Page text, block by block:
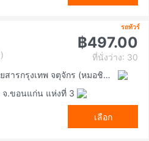
รถทัวร์
฿497.00
ที่นั่งว่าง: 30
สถานีขนส่งผู้โดยสารกรุงเทพ จตุจักร (หมอชิต2)
.ขอนแก่น แห่งที่ 3
เลือก